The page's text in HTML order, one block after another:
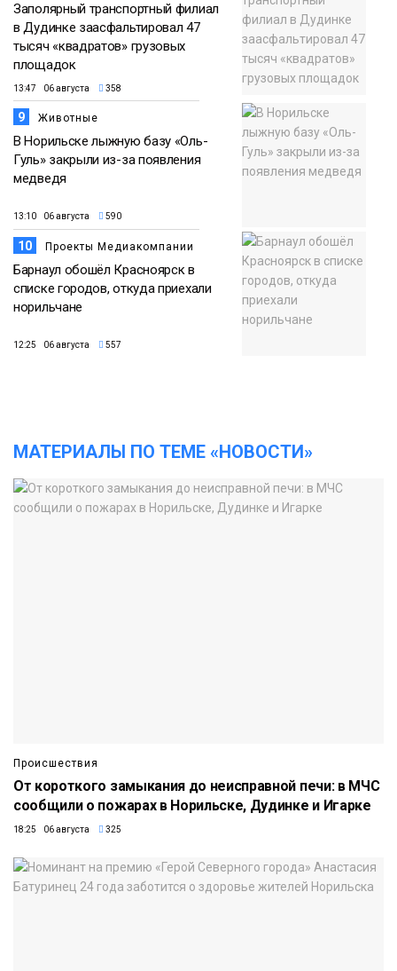
Заполярный транспортный филиал
в Дудинке заасфальтировал 47
тысяч «квадратов» грузовых
площадок
13:47 06 августа 358
9 Животные
В Норильске лыжную базу «Оль-
Гуль» закрыли из-за появления
медведя
13:10 06 августа 590
10 Проекты Медиакомпании
Барнаул обошёл Красноярск в
списке городов, откуда приехали
норильчане
12:25 06 августа 557
МАТЕРИАЛЫ ПО ТЕМЕ «НОВОСТИ»
Происшествия
От короткого замыкания до неисправной печи: в МЧС
сообщили о пожарах в Норильске, Дудинке и Игарке
18:25 06 августа 325